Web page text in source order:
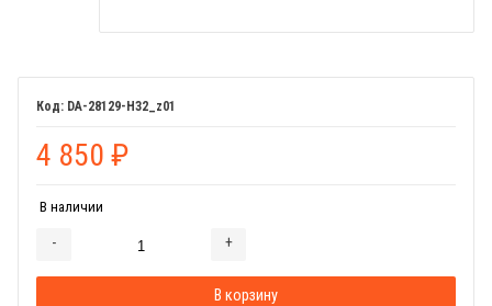
DA-28129-H32_z01
4 850 ₽
В наличии
- +
В корзину